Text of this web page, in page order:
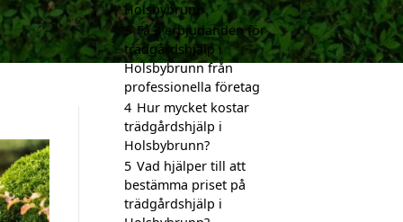
Holsbybrunn
3 Få 3 erbjudanden för
trädgårdshjälp i
Holsbybrunn från
professionella företag
4 Hur mycket kostar
trädgårdshjälp i
Holsbybrunn?
5 Vad hjälper till att
bestämma priset på
trädgårdshjälp i